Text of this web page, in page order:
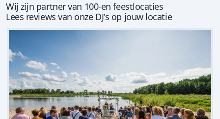
Wij zijn partner van 100-en feestlocaties
Lees reviews van onze DJ's op jouw locatie